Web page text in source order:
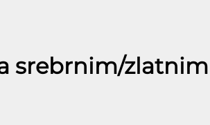
srebrnim/